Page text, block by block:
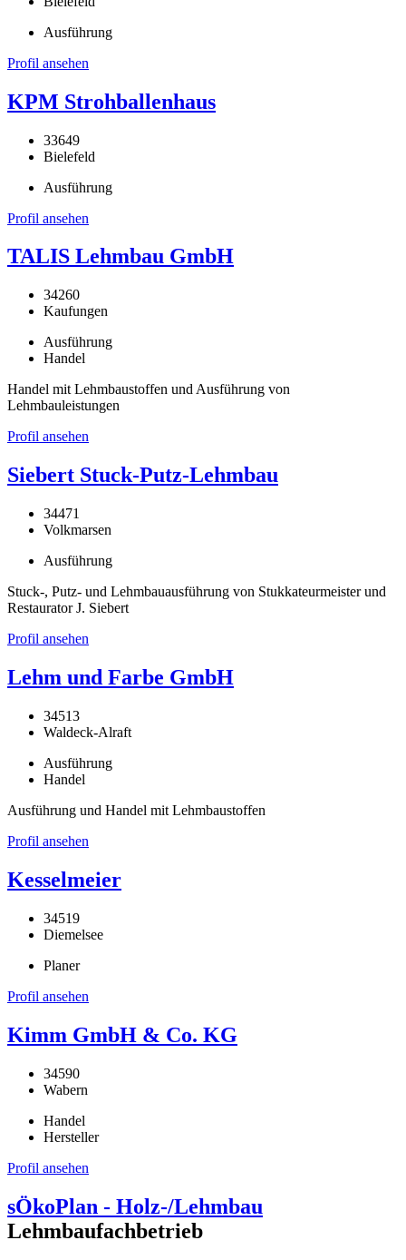
Ausführung
Profil ansehen
KPM Strohballenhaus
33649
Bielefeld
Ausführung
Profil ansehen
TALIS Lehmbau GmbH
34260
Kaufungen
Ausführung
Handel
Handel mit Lehmbaustoffen und Ausführung von
Lehmbauleistungen
Profil ansehen
Siebert Stuck-Putz-Lehmbau
34471
Volkmarsen
Ausführung
Stuck-, Putz- und Lehmbauausführung von Stukkateurmeister und
Restaurator J. Siebert
Profil ansehen
Lehm und Farbe GmbH
34513
Waldeck-Alraft
Ausführung
Handel
Ausführung und Handel mit Lehmbaustoffen
Profil ansehen
Kesselmeier
34519
Diemelsee
Planer
Profil ansehen
Kimm GmbH & Co. KG
34590
Wabern
Handel
Hersteller
Profil ansehen
sÖkoPlan - Holz-/Lehmbau
Lehmbaufachbetrieb